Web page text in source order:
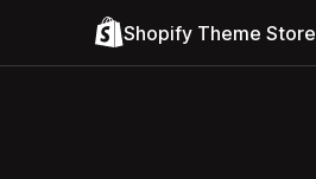
Shopify Theme Store